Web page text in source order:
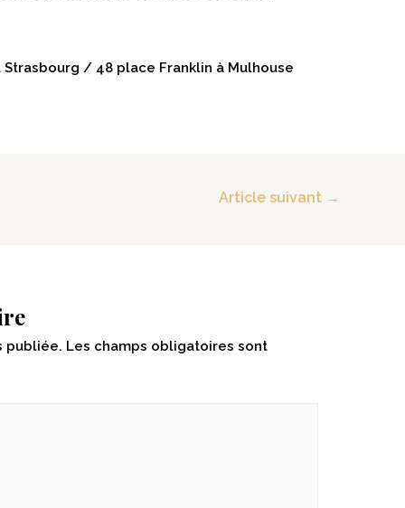
/ 48 place Franklin à Mulhouse
Article suivant →
publiée. Les champs obligatoires sont